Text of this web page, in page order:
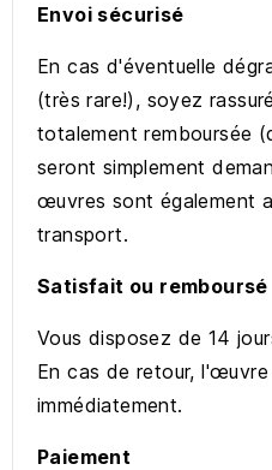
Envoi sécurisé
En cas d'éventuelle
(très rare!), soyez
totalement remboursée
seront simplement
œuvres sont également
transport.
Satisfait ou remboursé
Vous disposez de 14
En cas de retour,
immédiatement.
Paiement